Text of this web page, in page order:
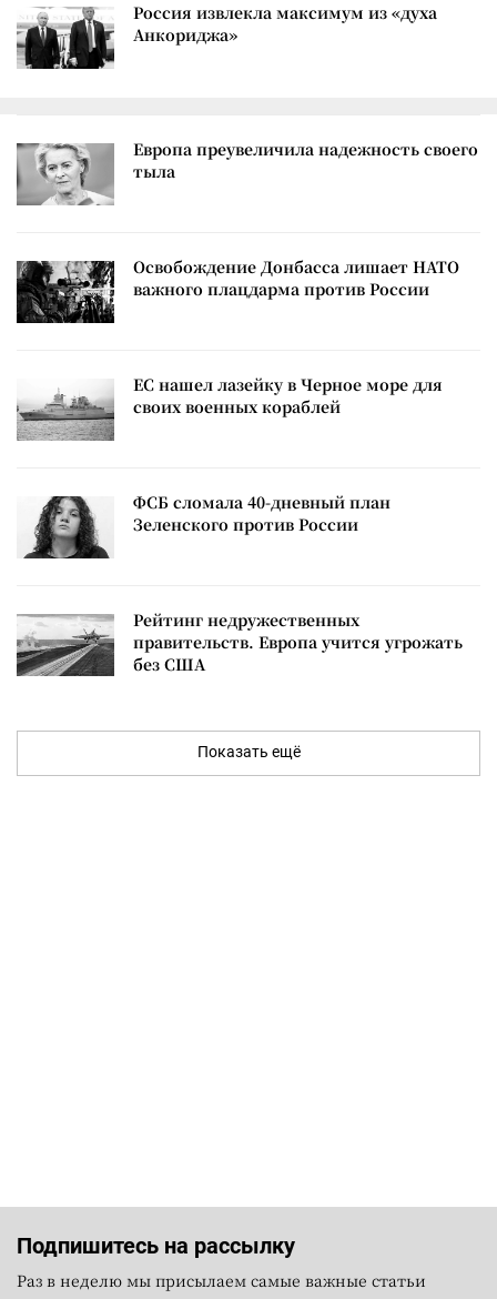
Россия извлекла максимум из «духа
Анкориджа»
Европа преувеличила надежность своего
тыла
Освобождение Донбасса лишает НАТО
важного плацдарма против России
ЕС нашел лазейку в Черное море для
своих военных кораблей
ФСБ сломала 40-дневный план
Зеленского против России
Рейтинг недружественных
правительств. Европа учится угрожать
без США
Показать ещё
Подпишитесь на рассылку
Раз в неделю мы присылаем самые важные статьи